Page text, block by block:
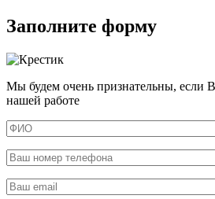
Заполните форму
Мы будем очень признательны, если
нашей работе